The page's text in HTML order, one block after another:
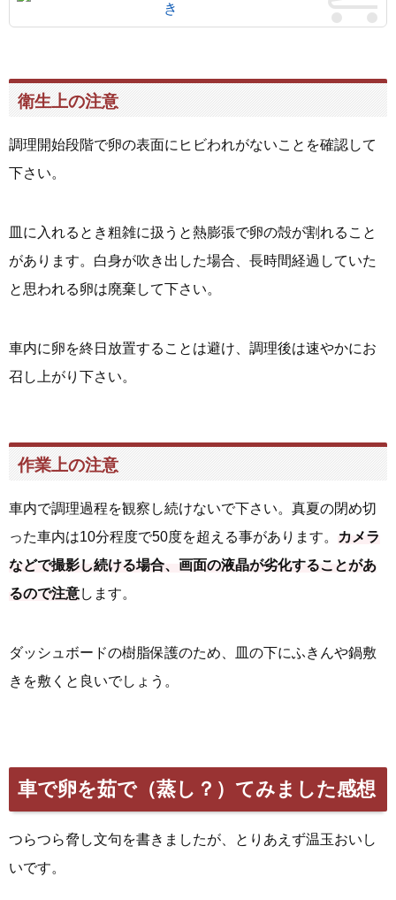
き
衛生上の注意
調理開始段階で卵の表面にヒビわれがないことを確認して
下さい。
皿に入れるとき粗雑に扱うと熱膨張で卵の殻が割れること
があります。白身が吹き出した場合、長時間経過していた
と思われる卵は廃棄して下さい。
車内に卵を終日放置することは避け、調理後は速やかにお
召し上がり下さい。
作業上の注意
車内で調理過程を観察し続けないで下さい。真夏の閉め切
った車内は10分程度で50度を超える事があります。
カメラ
などで撮影し続ける場合、画面の液晶が劣化することがあ
るので注意します。
ダッシュボードの樹脂保護のため、皿の下にふきんや鍋敷
きを敷くと良いでしょう。
車で卵を茹で（蒸し？）てみました感想
つらつら脅し文句を書きましたが、とりあえず温玉おいし
いです。